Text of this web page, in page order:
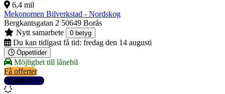
6,4 mil
Mekonomen Bilverkstad - Nordskog
Bergkantsgatan 2 50649 Borås
Nytt samarbete
0 betyg
Du kan tidigast få tid: fredag den 14 augusti
Öppettider
Möjlighet till lånebil
Få offerter
Detaljer